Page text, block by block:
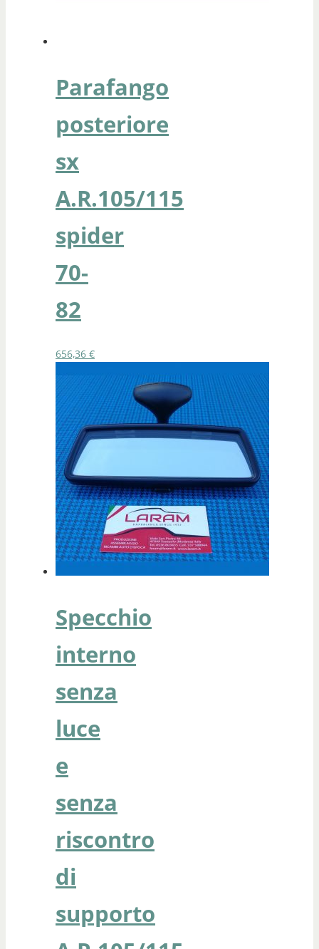
Parafango
posteriore
sx
A.R.105/115
spider
70-
82
656,36 €
Specchio
interno
senza
luce
e
senza
riscontro
di
supporto